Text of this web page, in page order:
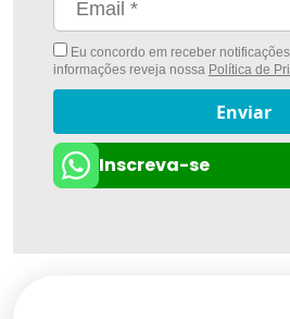
Eu concordo em receber
informações reveja nossa Política de
Enviar
Inscreva-se